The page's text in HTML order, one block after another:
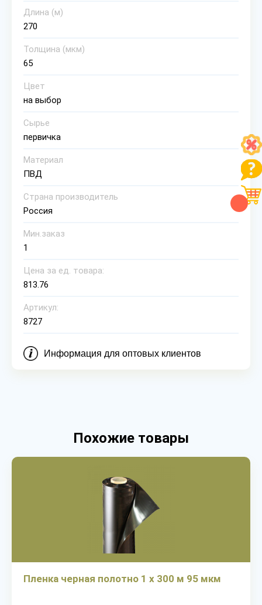
Длина (м)
270
Толщина (мкм)
65
Цвет
на выбор
Сырье
первичка
Материал
ПВД
Страна производитель
Россия
Мин.заказ
1
Цена за ед. товара:
813.76
Артикул:
8727
Информация для оптовых клиентов
Похожие товары
Пленка черная полотно 1 х 300 м 95 мкм